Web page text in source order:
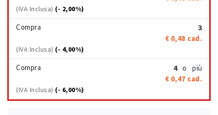
(IVA Inclusa) (- 2,00%)
Compra 3
€ 0,48 cad.
(IVA Inclusa) (- 4,00%)
Compra 4 o più
€ 0,47 cad.
(IVA Inclusa) (- 6,00%)